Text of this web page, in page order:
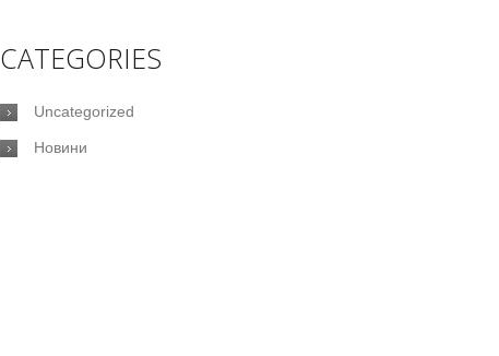
CATEGORIES
Uncategorized
Новини